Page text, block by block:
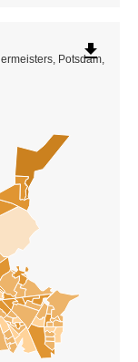
Potsdam,
file_download